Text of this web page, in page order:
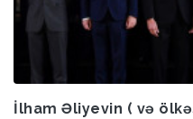
İlham Əliyevin ( və